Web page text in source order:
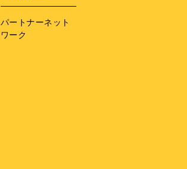
パートナーネット
ワーク